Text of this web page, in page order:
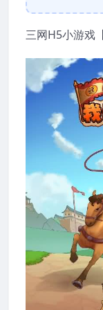
三网H5小游戏